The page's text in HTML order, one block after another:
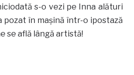
s-o vezi pe Inna alături
pozat în maşină într-o ipostază
se află lângă artistă!